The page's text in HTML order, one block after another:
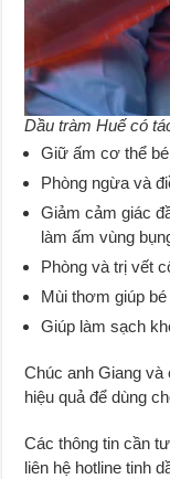
Dầu tràm Huế có
Giữ ấm cơ thể
Phòng ngừa và
Giảm cảm giác
làm ấm vùng
Phòng và trị vết
Mùi thơm giúp
Giúp làm sạch
Chúc anh Giang
hiệu quả để dùng
Các thông tin cần
liên hệ hotline tinh